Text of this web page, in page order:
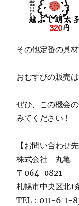
その他定番の具
おむすびの販
ぜひ、この機会
みてください！
【お問い合わせ先
株式会社 丸亀
〒064-0821
札幌市中央区北1
TEL：011-611-